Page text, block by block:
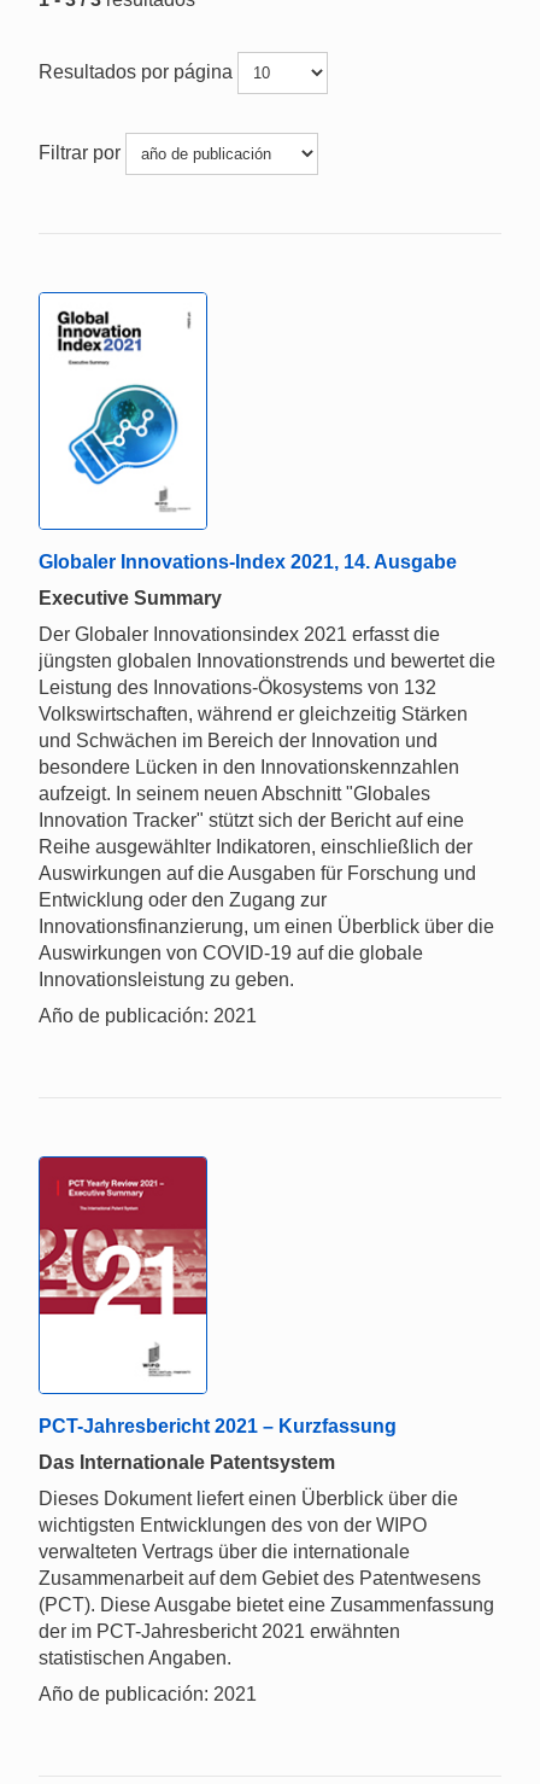
Resultados por página
Filtrar por
Globaler Innovations-Index 2021, 14. Ausgabe
Executive Summary
Der Globaler Innovationsindex 2021 erfasst die
jüngsten globalen Innovationstrends und bewertet die
Leistung des Innovations-Ökosystems von 132
Volkswirtschaften, während er gleichzeitig Stärken
und Schwächen im Bereich der Innovation und
besondere Lücken in den Innovationskennzahlen
aufzeigt. In seinem neuen Abschnitt "Globales
Innovation Tracker" stützt sich der Bericht auf eine
Reihe ausgewählter Indikatoren, einschließlich der
Auswirkungen auf die Ausgaben für Forschung und
Entwicklung oder den Zugang zur
Innovationsfinanzierung, um einen Überblick über die
Auswirkungen von COVID-19 auf die globale
Innovationsleistung zu geben.
Año de publicación: 2021
PCT-Jahresbericht 2021 – Kurzfassung
Das Internationale Patentsystem
Dieses Dokument liefert einen Überblick über die
wichtigsten Entwicklungen des von der WIPO
verwalteten Vertrags über die internationale
Zusammenarbeit auf dem Gebiet des Patentwesens
(PCT). Diese Ausgabe bietet eine Zusammenfassung
der im PCT-Jahresbericht 2021 erwähnten
statistischen Angaben.
Año de publicación: 2021